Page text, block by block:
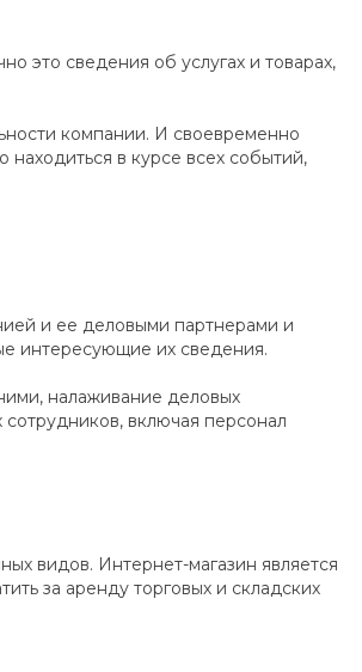
это сведения об услугах и товарах,
компании. И своевременно
в курсе всех событий,
и ее деловыми партнерами и
интересующие их сведения.
налаживание деловых
включая персонал
видов. Интернет-магазин является
за аренду торговых и складских